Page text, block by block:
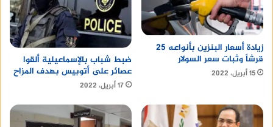
زيادة أسعار البنزين بأنواعه 25
قرشاً وثبات سعر السولار
15 أبريل، 2022
ضبط شباب بالإسماعيلية ألقوا
عصائر على أتوبيس بهدف المزاح
17 أبريل، 2022